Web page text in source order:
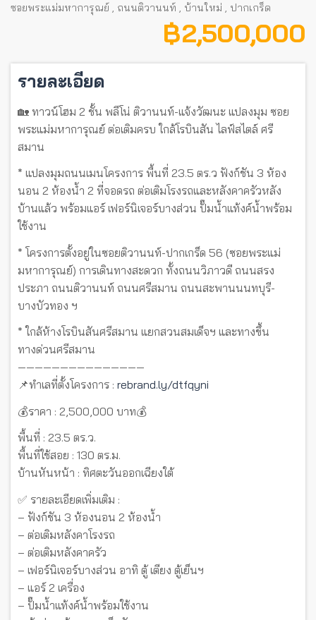
ซอยพระแม่มหาการุณย์ , ถนนติวานนท์ , บ้านใหม่ , ปากเกร็ด
฿ 2,500,000
รายละเอียด
🏡 ทาวน์โฮม 2 ชั้น พลีโน่ ติวานนท์-แจ้งวัฒนะ แปลงมุม ซอย
พระแม่มหาการุณย์ ต่อเติมครบ ใกล้โรบินสัน ไลฟ์สไตล์ ศรี
สมาน
* แปลงมุมถนนเมนโครงการ พื้นที่ 23.5 ตร.ว ฟังก์ชัน 3 ห้อง
นอน 2 ห้องน้ำ 2 ที่จอดรถ ต่อเติมโรงรถและหลังคาครัวหลัง
บ้านแล้ว พร้อมแอร์ เฟอร์นิเจอร์บางส่วน ปั๊มน้ำแท้งค์น้ำพร้อม
ใช้งาน
* โครงการตั้งอยู่ในซอยติวานนท์-ปากเกร็ด 56 (ซอยพระแม่
มหาการุณย์) การเดินทางสะดวก ทั้งถนนวิภาวดี ถนนสรง
ประภา ถนนติวานนท์ ถนนศรีสมาน ถนนสะพานนนทบุรี-
บางบัวทอง ฯ
* ใกล้ห้างโรบินสันศรีสมาน แยกสวนสมเด็จฯ และทางขึ้น
ทางด่วนศรีสมาน
———————————————
📌ทำเลที่ตั้งโครงการ : rebrand.ly/dtfqyni
💰ราคา : 2,500,000 บาท💰
พื้นที่ : 23.5 ตร.ว.
พื้นที่ใช้สอย : 130 ตร.ม.
บ้านหันหน้า : ทิศตะวันออกเฉียงใต้
✅ รายละเอียดเพิ่มเติม :
– ฟังก์ชัน 3 ห้องนอน 2 ห้องน้ำ
– ต่อเติมหลังคาโรงรถ
– ต่อเติมหลังคาครัว
– เฟอร์นิเจอร์บางส่วน อาทิ ตู้ เตียง ตู้เย็นฯ
– แอร์ 2 เครื่อง
– ปั๊มน้ำแท้งค์น้ำพร้อมใช้งาน